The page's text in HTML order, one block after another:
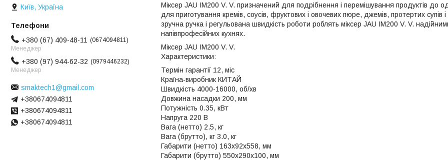
Міксер JAU IM200 V. V. призначений для подрібнення і перемішування продуктів до
для приготування кремів, соусів, фруктових і овочевих пюре, джемів, протертих супів
зручна ручка і регульована швидкість роботи роблять міксер JAU IM200 V. V.
напівпрофесійних кухнях.
Міксер JAU IM200 V. V.
Характеристики:
Термін гарантії 12, міс
Країна-виробник КИТАЙ
Швидкість 4000-16000, об/хв
Довжина насадки 200, мм
Потужність 0.35, кВт
Напруга 220 В
Вага (нетто) 2.5, кг
Вага (брутто), кг 3.0, кг
Габарити (нетто) 163х92х558, мм
Габарити (брутто) 550х290х100, мм
Київ, Україна
+380 (67) 409-48-11
0674094811
Менеджер
+380 (97) 944-62-32
0979446232
Менеджер
smaktech1@gmail.com
+380674094811
+380674094811
+380674094811